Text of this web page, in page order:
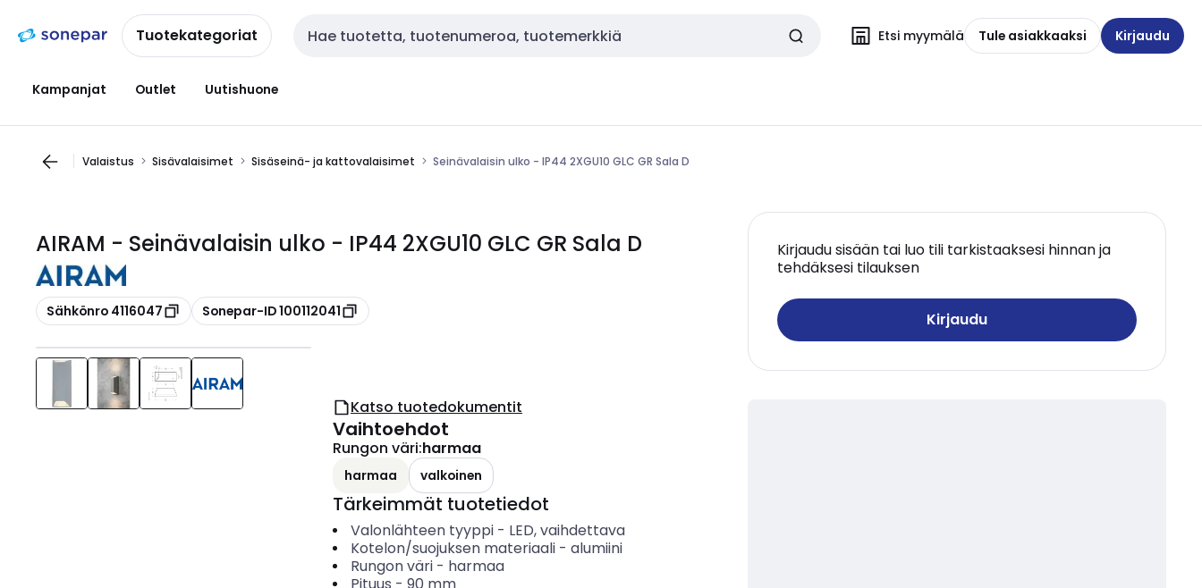
navigointiinsisältöönTuotekategoriat Haku Etsi myymälä Tule asiakkaaksi Kirjaudu
Kampanjat Outlet Uutishuone
Valaistus Sisävalaisimet Sisäseinä- ja kattovalaisimet Seinävalaisin ulko - IP44 2XGU10 GLC GR Sala D
AIRAM - Seinävalaisin ulko - IP44 2XGU10 GLC GR Sala D
Kopioi
Sähkönro 4116047 Kopioi
Sonepar-ID 100112041
Kirjaudu sisään tai luo tili tarkistaaksesi hinnan ja
tehdäksesi tilauksen
Kirjaudu
Katso tuotedokumentit
Vaihtoehdot
Rungon väri:harmaa
harmaa valkoinen
Tärkeimmät tuotetiedot
Valonlähteen tyyppi- LED, vaihdettava
Kotelon/suojuksen materiaali- alumiini
Rungon väri- harmaa